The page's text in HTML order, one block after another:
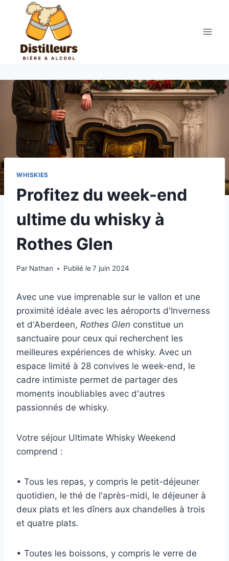
contenu
WHISKIES
Profitez du week-end
ultime du whisky à
Rothes Glen
Par Nathan Publié le 7 juin 2024
Avec une vue imprenable sur le vallon et une
proximité idéale avec les aéroports d'Inverness
et d'Aberdeen, Rothes Glen constitue un
sanctuaire pour ceux qui recherchent les
meilleures expériences de whisky. Avec un
espace limité à 28 convives le week-end, le
cadre intimiste permet de partager des
moments inoubliables avec d'autres
passionnés de whisky.
Votre séjour Ultimate Whisky Weekend
comprend :
• Tous les repas, y compris le petit-déjeuner
quotidien, le thé de l'après-midi, le déjeuner à
deux plats et les dîners aux chandelles à trois
et quatre plats.
• Toutes les boissons, y compris le verre de